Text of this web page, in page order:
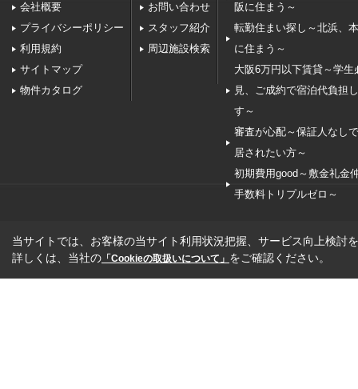
会社概要
プライバシーポリシー
利用規約
サイトマップ
物件カタログ
お問い合わせ
スタッフ紹介
周辺施設検索
阪に住まう～
転勤住まい探し～北浜、
に住まう～
大阪6万円以下賃貸～学生
見、ご成約で宿泊代負担
す～
審査が心配～保証人なし
居されたい方～
初期費用good～敷金礼金
手数料トリプルゼロ～
当サイトでは、お客様の当サイト利用状況把握、サービス向上検討
詳しくは、当社の 「Cookieの取扱いについて」 をご確認ください。